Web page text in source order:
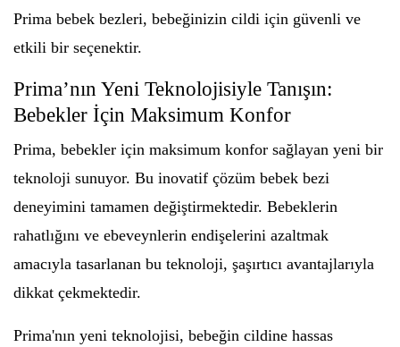
Prima bebek bezleri, bebeğinizin cildi için güvenli ve
etkili bir seçenektir.
Prima’nın Yeni Teknolojisiyle Tanışın:
Bebekler İçin Maksimum Konfor
Prima, bebekler için maksimum konfor sağlayan yeni bir
teknoloji sunuyor. Bu inovatif çözüm bebek bezi
deneyimini tamamen değiştirmektedir. Bebeklerin
rahatlığını ve ebeveynlerin endişelerini azaltmak
amacıyla tasarlanan bu teknoloji, şaşırtıcı avantajlarıyla
dikkat çekmektedir.
Prima'nın yeni teknolojisi, bebeğin cildine hassas